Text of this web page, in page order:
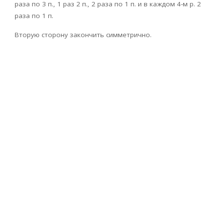
раза по 3 п., 1 раз 2 п., 2 раза по 1 п. и в каждом 4-м р. 2
раза по 1 п.
Вторую сторону закончить симметрично.